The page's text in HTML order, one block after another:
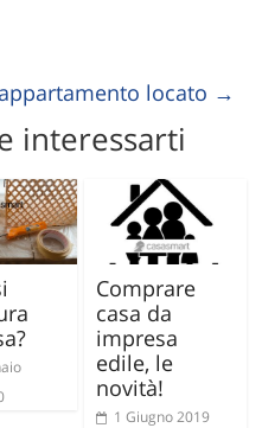
locato →
interessarti
Comprare
casa da
impresa
edile, le
novità!
1 Giugno 2019